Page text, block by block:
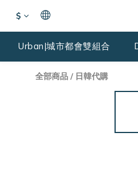
$
Urban|城市都會雙組合
全部商品 / 日韓代購